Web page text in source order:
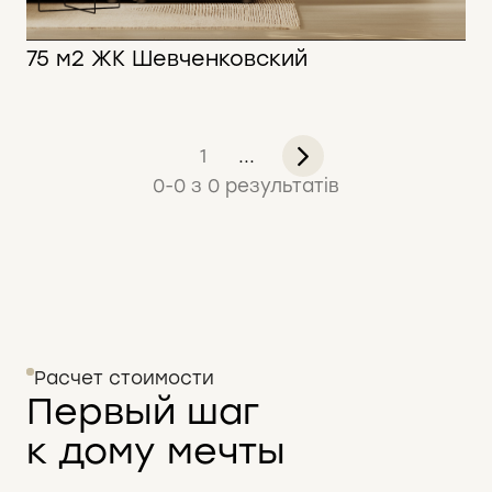
75 м2 ЖК Шевченковский
1
...
0-0 з 0 результатів
Расчет стоимости
Первый шаг
к дому мечты